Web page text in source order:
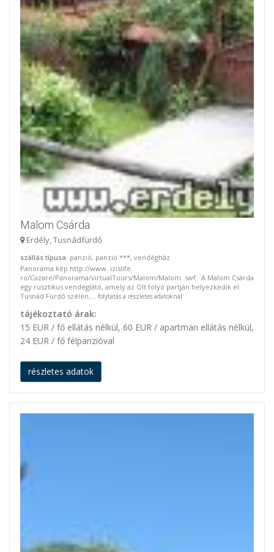
Malom Csárda
Erdély, Tusnádfürdő
szállás típusa: panzió, panzió ***, vendégház
Panoráma kép http://www. izislife.
ro/Cazare/Panorama/virtualTours/Malom/Malom. swf A Malom Csárda
egy rusztikus vendéglátó, amely az Olt folyó partján helyezkedik el
Tusnád Fürdő szélén,... folytatás a részletes adatoknál
tájékoztató árak:
15 EUR / fő ellátás nélkül, 60 EUR / apartman ellátás nélkül,
24 EUR / fő félpanzióval
részletes adatok